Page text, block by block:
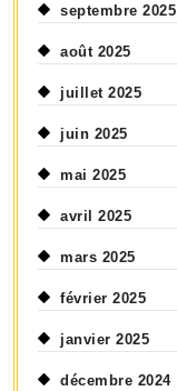
septembre 2025
août 2025
juillet 2025
juin 2025
mai 2025
avril 2025
mars 2025
février 2025
janvier 2025
décembre 2024